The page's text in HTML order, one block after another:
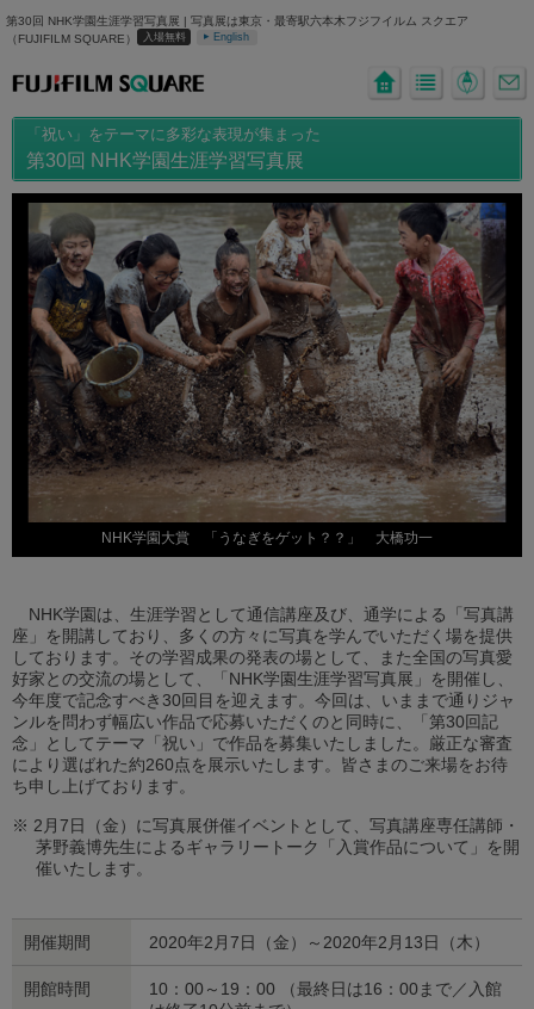
第30回 NHK学園生涯学習写真展 | 写真展は東京・最寄駅六本木フジフイルム スクエア
（FUJIFILM SQUARE）
入場無料 ▸ English
「祝い」をテーマに多彩な表現が集まった
第30回 NHK学園生涯学習写真展
NHK学園大賞 「うなぎをゲット？？」 大橋功一
NHK学園は、生涯学習として通信講座及び、通学による「写真講
座」を開講しており、多くの方々に写真を学んでいただく場を提供
しております。その学習成果の発表の場として、また全国の写真愛
好家との交流の場として、「NHK学園生涯学習写真展」を開催し、
今年度で記念すべき30回目を迎えます。今回は、いままで通りジャ
ンルを問わず幅広い作品で応募いただくのと同時に、「第30回記
念」としてテーマ「祝い」で作品を募集いたしました。厳正な審査
により選ばれた約260点を展示いたします。皆さまのご来場をお待
ち申し上げております。
※ 2月7日（金）に写真展併催イベントとして、写真講座専任講師・
茅野義博先生によるギャラリートーク「入賞作品について」を開
催いたします。
開催期間 2020年2月7日（金）～2020年2月13日（木）
開館時間
10：00～19：00 （最終日は16：00まで／入館